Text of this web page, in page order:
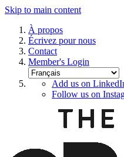
Skip to main content
À propos
Écrivez pour nous
Contact
Member's Login
Add us on
Follow us on